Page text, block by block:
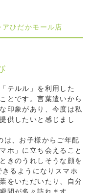
ひだかモール店
テルル」を利用した
とです。言葉遣いから
印象があり、今度は私
供したいと感じまし
は、お子様からご年配
ホ」に立ち会えること
きのうれしそうな顔を
るようになりスマホ
をいただいたり、自分